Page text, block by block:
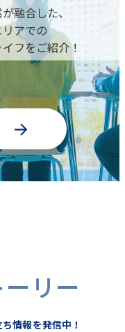
融合した、
アでの
フをご紹介！
リー
情報を発信中！